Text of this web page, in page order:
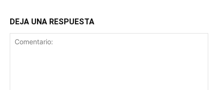
DEJA UNA RESPUESTA